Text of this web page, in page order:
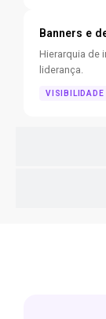
Banners e
Hierarquia de
liderança.
VISIBILIDADE